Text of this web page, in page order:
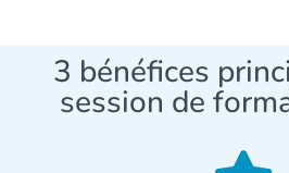
3 bénéfices
session de